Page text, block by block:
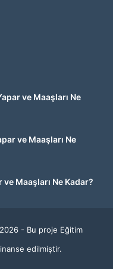
ve Maaşları Ne
ve Maaşları Ne
Maaşları Ne Kadar?
- Bu proje Eğitim
edilmiştir.